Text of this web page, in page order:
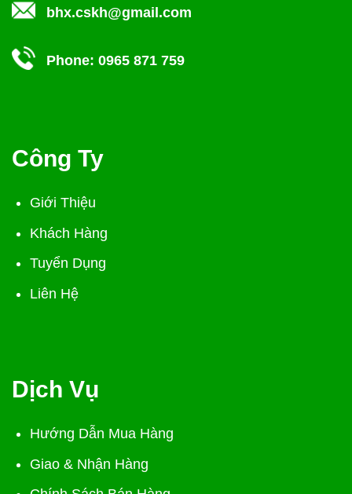
bhx.cskh@gmail.com
Phone: 0965 871 759
Công Ty
Giới Thiệu
Khách Hàng
Tuyển Dụng
Liên Hệ
Dịch Vụ
Hướng Dẫn Mua Hàng
Giao & Nhận Hàng